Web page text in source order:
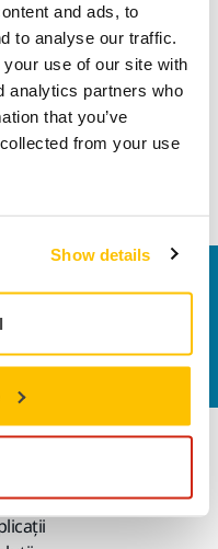
and ads, to
to analyse our traffic.
use of our site with
analytics partners who
that you’ve
from your use
Show details
produs
Descărcări
livrat cu un protector
rugăm să ne contactați